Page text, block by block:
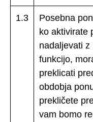
1.3
Posebna
ko aktivirate
nadaljevati
funkcijo,
preklicati
obdobja
prekličete
vam bomo